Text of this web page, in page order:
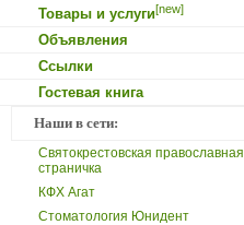
Товары и услуги[new]
Объявления
Ссылки
Гостевая книга
Наши в сети:
Святокрестовская православная
страничка
КФХ Агат
Стоматология Юнидент